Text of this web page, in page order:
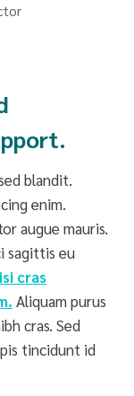
blandit.
enim.
augue mauris.
sagittis eu
cras
Aliquam purus
cras. Sed
tincidunt id